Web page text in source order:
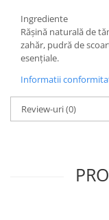
Ingrediente
Rășină naturală de
zahăr, pudră de
esențiale.
Informatii
Review-uri(0)